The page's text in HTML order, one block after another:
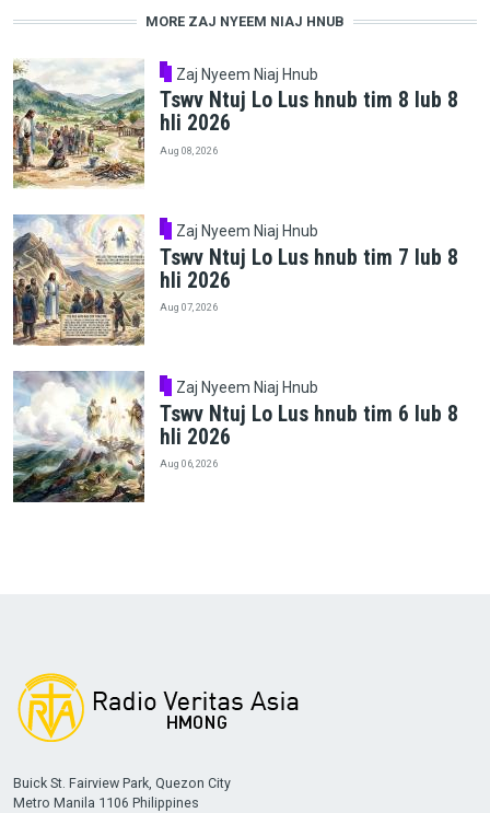
MORE ZAJ NYEEM NIAJ HNUB
Zaj Nyeem Niaj Hnub
Tswv Ntuj Lo Lus hnub tim 8 lub 8
hli 2026
Aug 08, 2026
Zaj Nyeem Niaj Hnub
Tswv Ntuj Lo Lus hnub tim 7 lub 8
hli 2026
Aug 07, 2026
Zaj Nyeem Niaj Hnub
Tswv Ntuj Lo Lus hnub tim 6 lub 8
hli 2026
Aug 06, 2026
Buick St. Fairview Park, Quezon City
Metro Manila 1106 Philippines